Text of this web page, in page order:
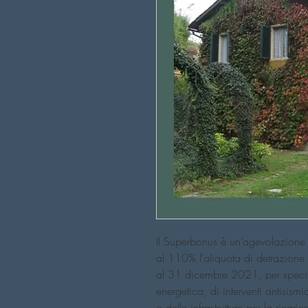
Il Superbonus è
al 110% l’aliquota di
al 31 dicembre 2021, per
energetica, di interventi